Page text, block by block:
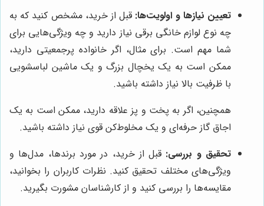
تعیین نیازها و اولویت‌ها: قبل از خرید، مشخص کنید که به
چه نوع لوازم خانگی برقی نیاز دارید و چه ویژگی‌هایی برای
شما مهم است. برای مثال، اگر خانواده پرجمعیتی دارید،
ممکن است به یک یخچال بزرگ و یک ماشین لباسشویی
با ظرفیت بالا نیاز داشته باشید.
همچنین، اگر به پخت و پز علاقه دارید، ممکن است به یک
اجاق گاز حرفه‌ای و یک مخلوط‌کن قوی نیاز داشته باشید.
تحقیق و بررسی: قبل از خرید، در مورد برندها، مدل‌ها و
ویژگی‌های مختلف تحقیق کنید. نظرات کاربران را بخوانید،
مقایسه‌ها را بررسی کنید و از کارشناسان مشورت بگیرید.